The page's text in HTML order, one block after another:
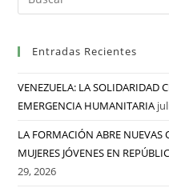
Entradas Recientes
VENEZUELA: LA SOLIDARIDAD
EMERGENCIA HUMANITARIA
LA FORMACIÓN ABRE NUEVAS
MUJERES JÓVENES EN
29, 2026